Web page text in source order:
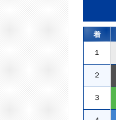
着
１
２
３